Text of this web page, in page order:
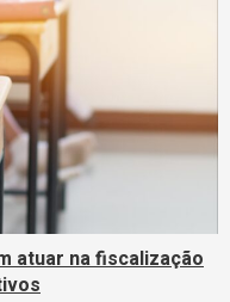
atuar na fiscalização